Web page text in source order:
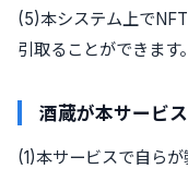
(5)本システム上で
引取ることができます。
酒蔵が本サービ
(1)本サービスで自ら